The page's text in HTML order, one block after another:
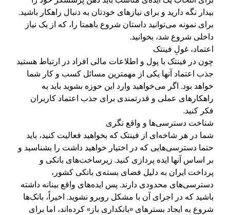
بیدار نگه دارید و برای نیازهای خودتان به دنبال راهکار باشید.
برای نمونه می‌توانید داستان شروع باهمتا را، که از یک نیاز
داخلی شروع شد، بخوانید.
اعتماد، غولِ فینتک
چون در فینتک با پول و اطلاعات مالی افراد در ارتباط هستید
جذب اعتماد آنها یکی از مهمترین مسائل کسب و کار شما
خواهد بود. اگر می‌خواهید وارد این حوزه بشوید باید به
راهکار‌های عملی و قدرتمندی برای جذب اعتماد کاربران
فکر کنید.
شناخت دسترسی‌ها و واقع نگری
شما در هر شاخه‌ای از فینتک که بخواهید فعالیت کنید، باید
حتما دسترسی‌هایی که در اختیار خواهید داشت را بشناسید و
بر اساس آنها ایده پردازی کنید. زیرساخت‌های بانکی و
پرداخت ایران به دلیل فضای بسته‌ی بانکی کشور،
دسترسی‌های محدودی دارند. پس ایده‌های واقع بینانه داشته
باشید که در اجرای آن با مشکل روبرو نشوید. اخیراً، بانک‌ها
شروع به ایجاد بسترهای «بانکداری باز» کرده‌اند، اما برای